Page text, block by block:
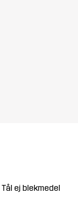
Tål ej blekmedel